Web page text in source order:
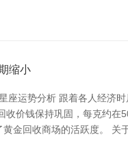
缩小
座运势分析 跟着各人经济
收价钱保持巩固，每克约
金回收商场的活跃度。